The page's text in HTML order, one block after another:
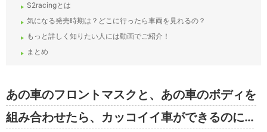
S2racingとは
気になる発売時期は？どこに行ったら車両を見れるの？
もっと詳しく知りたい人には動画でご紹介！
まとめ
あの車のフロントマスクと、あの車のボディを
組み合わせたら、カッコイイ車ができるのに…